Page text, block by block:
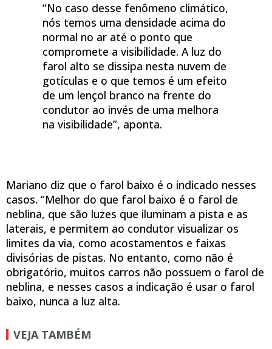
“No caso desse fenômeno climático,
nós temos uma densidade acima do
normal no ar até o ponto que
compromete a visibilidade. A luz do
farol alto se dissipa nesta nuvem de
gotículas e o que temos é um efeito
de um lençol branco na frente do
condutor ao invés de uma melhora
na visibilidade”, aponta.
Mariano diz que o farol baixo é o indicado nesses
casos. “Melhor do que farol baixo é o farol de
neblina, que são luzes que iluminam a pista e as
laterais, e permitem ao condutor visualizar os
limites da via, como acostamentos e faixas
divisórias de pistas. No entanto, como não é
obrigatório, muitos carros não possuem o farol de
neblina, e nesses casos a indicação é usar o farol
baixo, nunca a luz alta.
VEJA TAMBÉM